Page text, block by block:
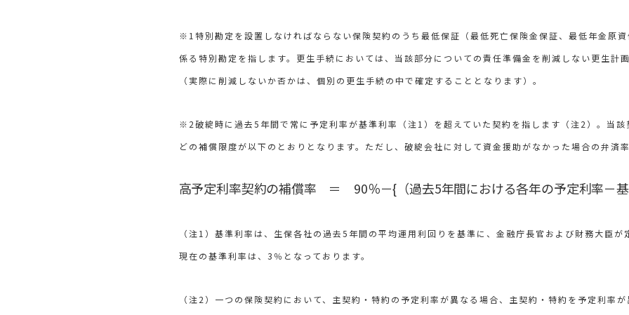
※1特別勘定を設置しなければならない保険契約のうち最低保証（最低死亡保険金保証、最低年金原
係る特別勘定を指します。更生手続においては、当該部分についての責任準備金を削減しない更生計
（実際に削減しないか否かは、個別の更生手続の中で確定することとなります）。
※2破綻時に過去5年間で常に予定利率が基準利率（注1）を超えていた契約を指します（注2）。当該
どの補償限度が以下のとおりとなります。ただし、破綻会社に対して資金援助がなかった場合の弁済率
高予定利率契約の補償率 ＝ 90％－{（過去5年間における各年の予定利率－
（注1）基準利率は、生保各社の過去5年間の平均運用利回りを基準に、金融庁長官および財務大臣が
現在の基準利率は、3％となっております。
（注2）一つの保険契約において、主契約・特約の予定利率が異なる場合、主契約・特約を予定利率